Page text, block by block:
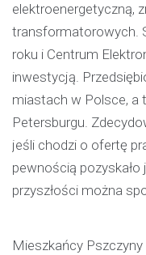
elektroenergetyczną,
transformatorowych.
roku i Centrum
inwestycją.
miastach w Polsce, a
Petersburgu.
jeśli chodzi o ofertę
pewnością
przyszłości można
Mieszkańcy Pszczyny